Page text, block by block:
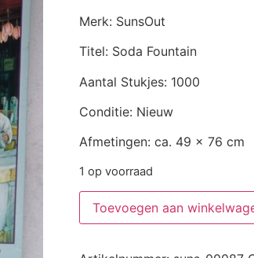
Merk: SunsOut
Titel: Soda Fountain
Aantal Stukjes: 1000
Conditie: Nieuw
Afmetingen: ca. 49 x 76 cm
1 op voorraad
Toevoegen aan